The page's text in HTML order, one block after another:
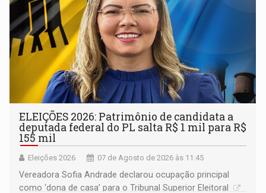
ELEIÇÕES 2026: Patrimônio de candidata a
deputada federal do PL salta R$ 1 mil para R$
155 mil
Eleições 2026 07 de Agosto de 2026 às 11:45
Vereadora Sofia Andrade declarou ocupação principal
como ‘dona de casa’ para o Tribunal Superior Eleitoral